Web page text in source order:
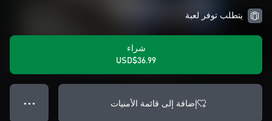
يتطلب توفر لعبة
شراء
USD$36.99
إضافة إلى قائمة الأمنيات ● ● ●